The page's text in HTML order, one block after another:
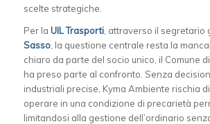
scelte strategiche.
Per la UIL Trasporti, attraverso il segretario
Sasso, la questione centrale resta la
chiaro da parte del socio unico, il Comune
ha preso parte al confronto. Senza
industriali precise, Kyma Ambiente rischia
operare in una condizione di precarietà
limitandosi alla gestione dell’ordinario